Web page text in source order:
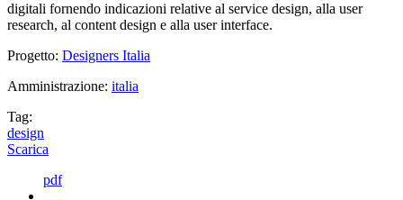
digitali fornendo indicazioni relative al service design, alla user
research, al content design e alla user interface.
Progetto: Designers Italia
Amministrazione: italia
Tag:
design
Scarica
pdf